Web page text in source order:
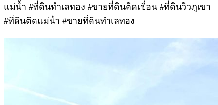
แม่น้ำ #ที่ดินทำเลทอง #ขายที่ดินติดเขื่อน #ที่ดินวิวภูเขา
#ที่ดินติดแม่น้ำ #ขายที่ดินทำเลทอง
.